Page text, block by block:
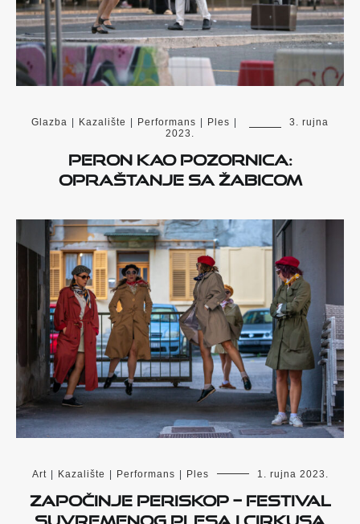
Glazba | Kazalište | Performans | Ples |
3. rujna
2023.
Peron kao pozornica:
opraštanje sa Žabicom
Art | Kazalište | Performans | Ples 1. rujna 2023.
Započinje PERISKOP – Festival
suvremenog plesa i cirkusa